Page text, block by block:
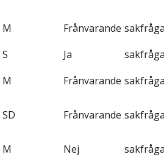
M Frånvarande
S Ja
M Frånvarande
SD Frånvarande
M Nej